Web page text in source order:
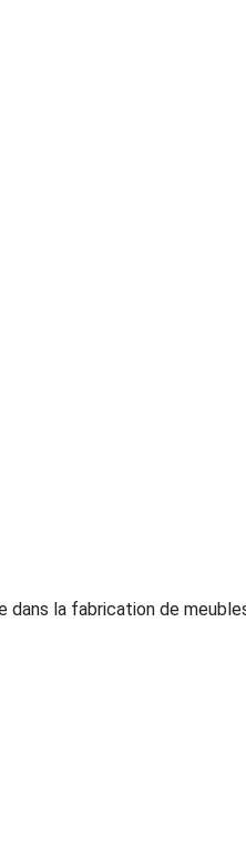
dans la fabrication de